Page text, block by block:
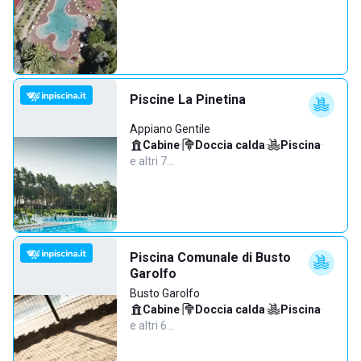
Piscine La Pinetina
Appiano Gentile
Cabine· Doccia calda· Piscina·
e altri 7…
Piscina Comunale di Busto
Garolfo
Busto Garolfo
Cabine· Doccia calda· Piscina·
e altri 6…